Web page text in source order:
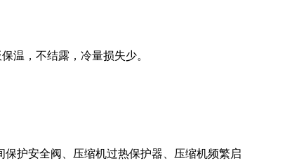
温，不结露，冷量损失少。
护安全阀、压缩机过热保护器、压缩机频繁启